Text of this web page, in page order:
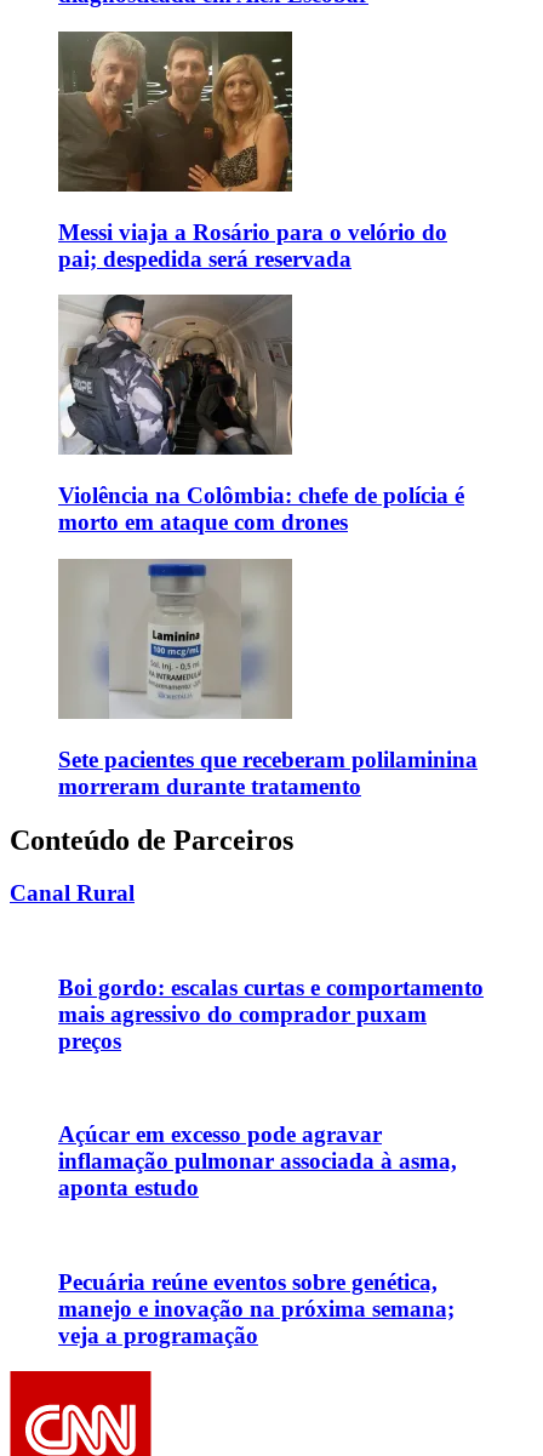
Messi viaja a Rosário para o velório do
pai; despedida será reservada
Violência na Colômbia: chefe de polícia é
morto em ataque com drones
Sete pacientes que receberam polilaminina
morreram durante tratamento
Conteúdo de Parceiros
Canal Rural
Boi gordo: escalas curtas e comportamento
mais agressivo do comprador puxam
preços
Açúcar em excesso pode agravar
inflamação pulmonar associada à asma,
aponta estudo
Pecuária reúne eventos sobre genética,
manejo e inovação na próxima semana;
veja a programação